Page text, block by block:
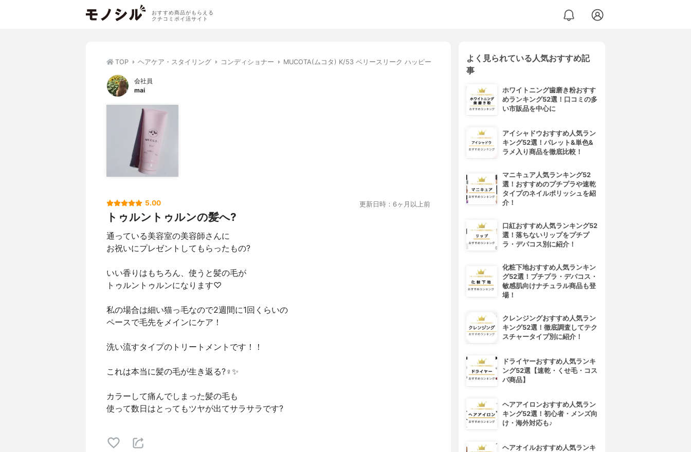
おすすめ商品がもらえる
クチコミポイ活サイト
TOP ヘアケア・スタイリング コンディショナー MUCOTA(ムコタ) K/53 ベリースリーク ハッピー
会社員
mai
5.00 更新日時：6ヶ月以上前
トゥルントゥルンの髪へ?
通っている美容室の美容師さんに
お祝いにプレゼントしてもらったもの?
いい香りはもちろん、使うと髪の毛が
トゥルントゥルンになります♡
私の場合は細い猫っ毛なので2週間に1回くらいの
ペースで毛先をメインにケア！
洗い流すタイプのトリートメントです！！
これは本当に髪の毛が生き返る?‍♀️✨
カラーして痛んでしまった髪の毛も
使って数日はとってもツヤが出てサラサラです?
よく見られている人気おすすめ記
事
ホワイトニング歯磨き粉おすす
めランキング52選！口コミの多
い市販品を中心に
アイシャドウおすすめ人気ラン
キング52選！パレット&単色&
ラメ入り商品を徹底比較！
マニキュア人気ランキング52
選！おすすめのプチプラや速乾
タイプのネイルポリッシュを紹
介！
口紅おすすめ人気ランキング52
選！落ちないリップをプチプ
ラ・デパコス別に紹介！
化粧下地おすすめ人気ランキン
グ52選！プチプラ・デパコス・
敏感肌向けナチュラル商品も登
場！
クレンジングおすすめ人気ラン
キング52選！徹底調査してテク
スチャータイプ別に紹介！
ドライヤーおすすめ人気ランキ
ング52選【速乾・くせ毛・コス
パ商品】
ヘアアイロンおすすめ人気ラン
キング52選！初心者・メンズ向
け・海外対応も♪
ヘアオイルおすすめ人気ランキ